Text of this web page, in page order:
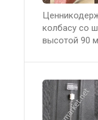
колбасу со
высотой 90